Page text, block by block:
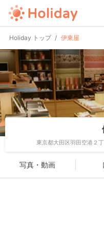
Holiday トップ 伊東屋
東京都大田区羽田空港２
写真・動画